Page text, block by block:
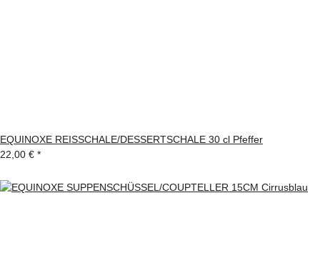
EQUINOXE REISSCHALE/DESSERTSCHALE 30 cl Pfeffer
22,00 € *